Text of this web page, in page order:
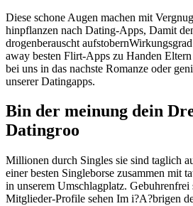
Diese schone Augen machen mit
hinpflanzen nach Dating-Apps, Damit
drogenberauscht
away besten Flirt-Apps zu Handen
bei uns in das nachste Romanze oder
unserer Datingapps.
Bin der meinung dein
Datingroo
Millionen durch Singles sie sind taglich
einer besten Singleborse zusammen mit
in unserem Umschlagplatz. Gebuhrenfrei
Mitglieder-Profile sehen Im i?A?brigen